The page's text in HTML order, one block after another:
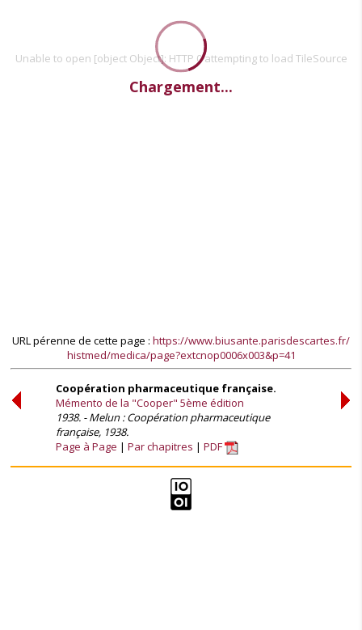
Unable to open [object Object]: HTTP 0 attempting to load TileSource
Chargement...
URL pérenne de cette page : https://www.biusante.parisdescartes.fr/
histmed/medica/page?extcnop0006x003&p=41
Coopération pharmaceutique française.
Mémento de la "Cooper" 5ème édition
1938. - Melun : Coopération pharmaceutique
française, 1938.
Page à Page
Par chapitres PDF